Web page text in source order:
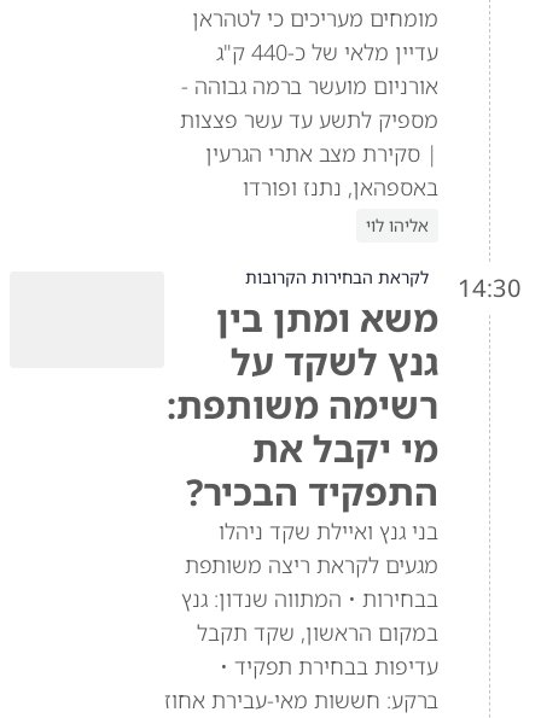
מומחים מעריכים כי לטהראן
עדיין מלאי של כ-440 ק"ג
אורניום מועשר ברמה גבוהה -
מספיק לתשע עד עשר פצצות
| סקירת מצב אתרי הגרעין
באספהאן, נתנז ופורדו
אליהו לוי
14:30 לקראת הבחירות הקרובות
משא ומתן בין
גנץ לשקד על
רשימה משותפת:
מי יקבל את
התפקיד הבכיר?
בני גנץ ואיילת שקד ניהלו
מגעים לקראת ריצה משותפת
בבחירות • המתווה שנדון: גנץ
במקום הראשון, שקד תקבל
עדיפות בבחירת תפקיד •
ברקע: חששות מאי-עבירת אחוז